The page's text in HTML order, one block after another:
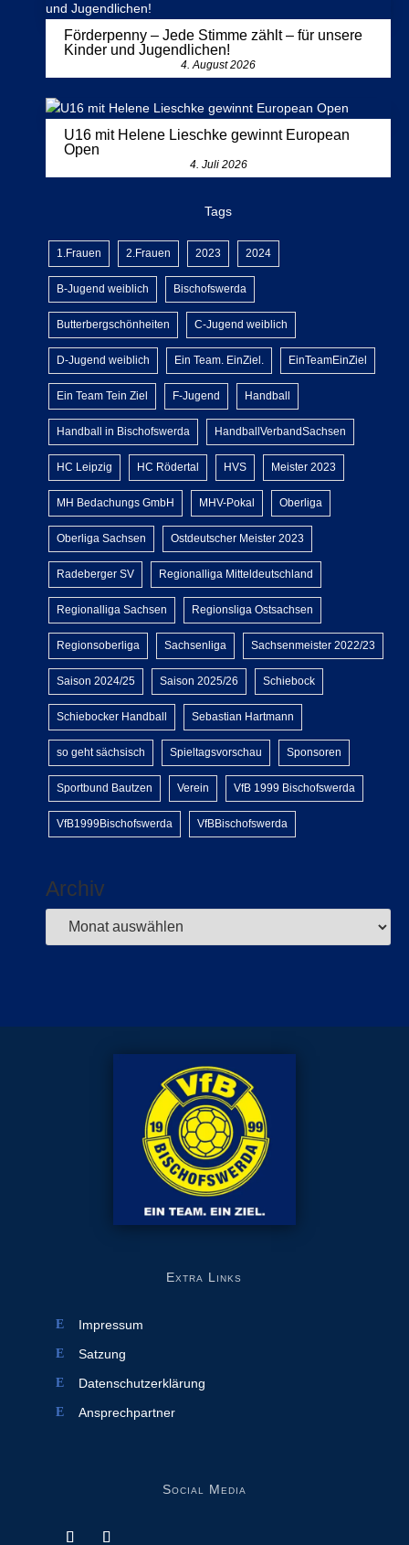
Förderpenny – Jede Stimme zählt – für unsere
Kinder und Jugendlichen!
4. August 2026
U16 mit Helene Lieschke gewinnt European
Open
4. Juli 2026
Tags
1.Frauen 2.Frauen 2023 2024
B-Jugend weiblich Bischofswerda
Butterbergschönheiten C-Jugend weiblich
D-Jugend weiblich Ein Team. EinZiel. EinTeamEinZiel
Ein Team Tein Ziel F-Jugend Handball
Handball in Bischofswerda HandballVerbandSachsen
HC Leipzig HC Rödertal HVS Meister 2023
MH Bedachungs GmbH MHV-Pokal Oberliga
Oberliga Sachsen Ostdeutscher Meister 2023
Radeberger SV Regionalliga Mitteldeutschland
Regionalliga Sachsen Regionsliga Ostsachsen
Regionsoberliga Sachsenliga Sachsenmeister 2022/23
Saison 2024/25 Saison 2025/26 Schiebock
Schiebocker Handball Sebastian Hartmann
so geht sächsisch Spieltagsvorschau Sponsoren
Sportbund Bautzen Verein VfB 1999 Bischofswerda
VfB1999Bischofswerda VfBBischofswerda
Archiv
Extra Links
Impressum
Satzung
Datenschutzerklärung
Ansprechpartner
Social Media